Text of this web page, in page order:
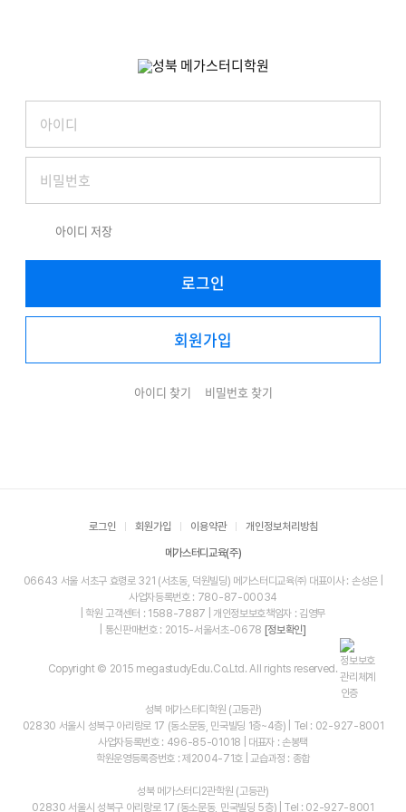
아이디 저장
로그인
회원가입
아이디 찾기 비밀번호 찾기
로그인 회원가입 이용약관 개인정보처리방침
메가스터디교육(주)
06643 서울 서초구 효령로 321 (서초동, 덕원빌딩) 메가스터디교육㈜ 대표이사 : 손성은 |
사업자등록번호 : 780-87-00034
| 학원 고객센터 : 1588-7887 | 개인정보보호책임자 : 김영무
| 통신판매번호 : 2015-서울서초-0678 [정보확인]
Copyright © 2015 megastudyEdu.Co.Ltd. All rights reserved.
성북 메가스터디학원 (고등관)
02830 서울시 성북구 아리랑로 17 (동소문동, 민국빌딩 1층~4층) | Tel : 02-927-8001
사업자등록번호 : 496-85-01018 | 대표자 : 손봉택
학원운영등록증번호 : 제2004-71호 | 교습과정 : 종합
성북 메가스터디2관학원 (고등관)
02830 서울시 성북구 아리랑로 17 (동소문동, 민국빌딩 5층) | Tel : 02-927-8001